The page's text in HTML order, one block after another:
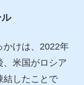
かけは、2022年
、米国がロシア
結したことで